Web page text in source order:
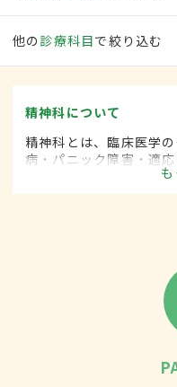
他の 診療科目で絞り込む
精神科について
精神科とは、臨床医学
病・パニック障害・適